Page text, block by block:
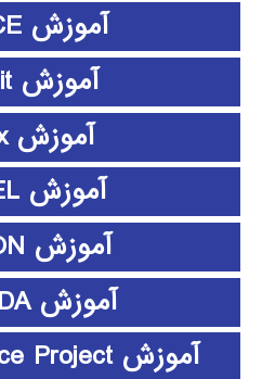
آموزش HSPICE
آموزش L-Edit
آموزش Latex
آموزش LISREL
آموزش LUMION
آموزش MAXQDA
آموزش Microsoft Office Project